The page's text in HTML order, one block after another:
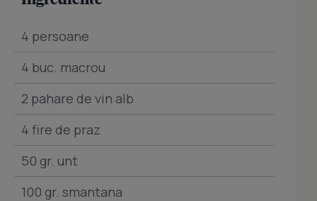
4 persoane
4 buc. macrou
2 pahare de vin alb
4 fire de praz
50 gr. unt
100 gr. smantana